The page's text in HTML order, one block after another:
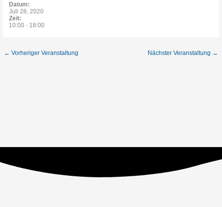
Datum:
Juli 28, 2020
Zeit:
10:00 - 18:00
← Vorheriger Veranstaltung Nächster Veranstaltung →